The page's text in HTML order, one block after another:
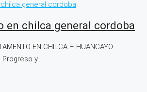
en chilca general cordoba
EN CHILCA – HUANCAYO
y...